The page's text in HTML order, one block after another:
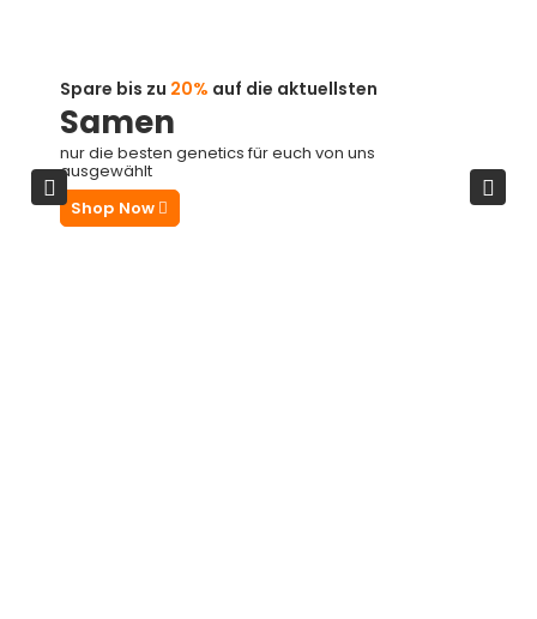
Spare bis zu 20% auf die aktuellsten
Samen
nur die besten genetics für euch von uns
ausgewählt
Shop Now